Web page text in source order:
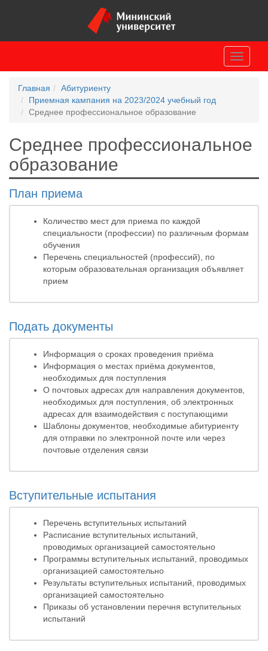
Toggle
Главная
Абитуриенту
Приемная кампания на 2023/2024 учебный год
Среднее профессиональное образование
Среднее профессиональное
образование
План приема
Количество мест для приема по каждой
специальности (профессии) по различным формам
обучения
Перечень специальностей (профессий), по
которым образовательная организация объявляет
прием
Подать документы
Информация о сроках проведения приёма
Информация о местах приёма документов,
необходимых для поступления
О почтовых адресах для направления документов,
необходимых для поступления, об электронных
адресах для взаимодействия с поступающими
Шаблоны документов, необходимые абитуриенту
для отправки по электронной почте или через
почтовые отделения связи
Вступительные испытания
Перечень вступительных испытаний
Расписание вступительных испытаний,
проводимых организацией самостоятельно
Программы вступительных испытаний, проводимых
организацией самостоятельно
Результаты вступительных испытаний, проводимых
организацией самостоятельно
Приказы об установлении перечня вступительных
испытаний